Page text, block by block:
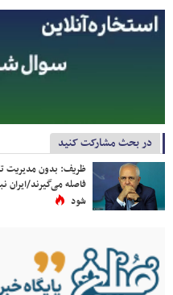
در بحث مشارکت کنید
ظریف: بدون مدیریت
فاصله می‌گیرند/ایران
شود